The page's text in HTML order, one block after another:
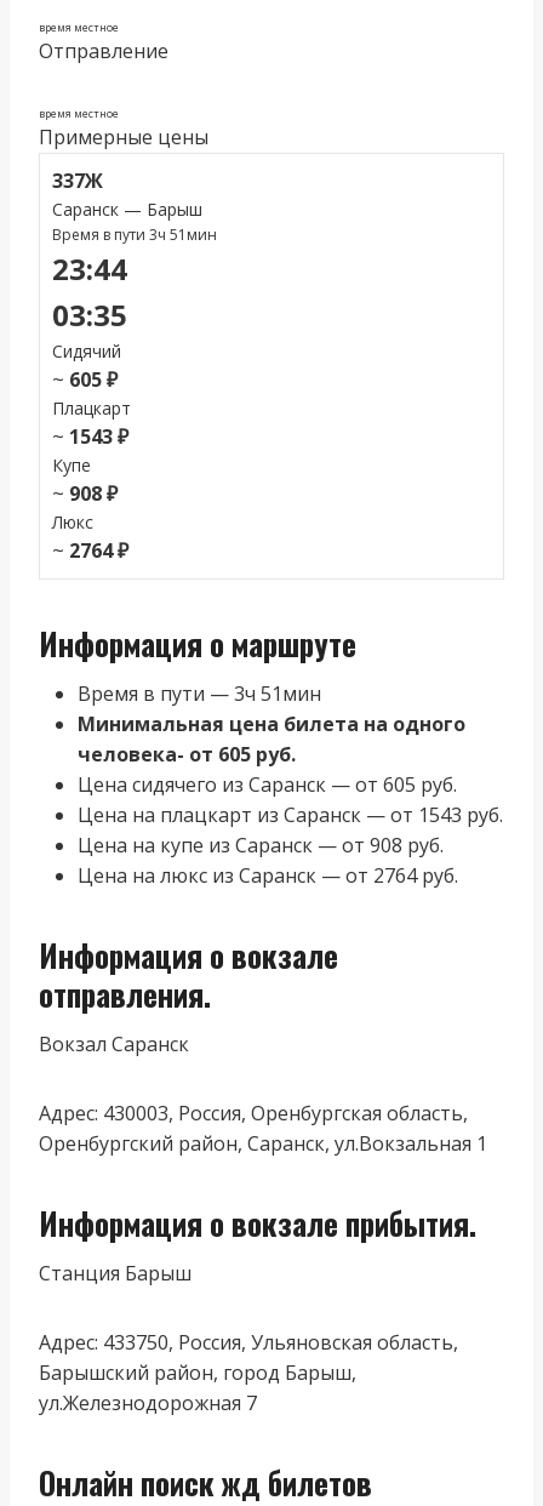
время местное
Отправление
время местное
Примерные цены
337Ж
Саранск — Барыш
Время в пути 3ч 51мин
23:44
03:35
Сидячий
~ 605 ₽
Плацкарт
~ 1543 ₽
Купе
~ 908 ₽
Люкс
~ 2764 ₽
Информация о маршруте
Время в пути — 3ч 51мин
Минимальная цена билета на одного
человека- от 605 руб.
Цена сидячего из Саранск — от 605 руб.
Цена на плацкарт из Саранск — от 1543 руб.
Цена на купе из Саранск — от 908 руб.
Цена на люкс из Саранск — от 2764 руб.
Информация о вокзале
отправления.
Вокзал Саранск
Адрес: 430003, Россия, Оренбургская область,
Оренбургский район, Саранск, ул.Вокзальная 1
Информация о вокзале прибытия.
Станция Барыш
Адрес: 433750, Россия, Ульяновская область,
Барышский район, город Барыш,
ул.Железнодорожная 7
Онлайн поиск жд билетов